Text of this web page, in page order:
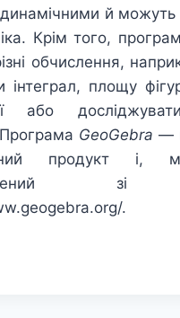
й можуть
Крім того,
обчислення,
інтеграл, площу
або
GeoGebra —
продукт і,
зі
.